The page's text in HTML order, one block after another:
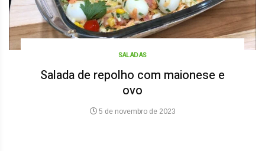
SALADAS
Salada de repolho com maionese e
ovo
5 de novembro de 2023